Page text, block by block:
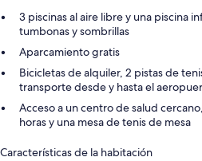
3 piscinas al aire libre y una piscina
tumbonas y sombrillas
Aparcamiento gratis
Bicicletas de alquiler, 2 pistas de
transporte desde y hasta el
Acceso a un centro de salud
horas y una mesa de tenis de mesa
Características de la habitación